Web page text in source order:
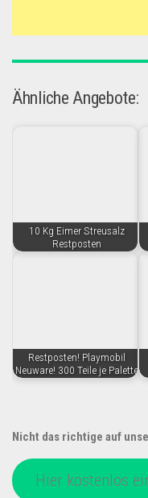
Ähnliche Angebote:
10 Kg Eimer Streusalz
Restposten
Restposten! Playmobil
Neuware! 300 Teile je Palette
Nicht das richtige auf
Hier kostenlos